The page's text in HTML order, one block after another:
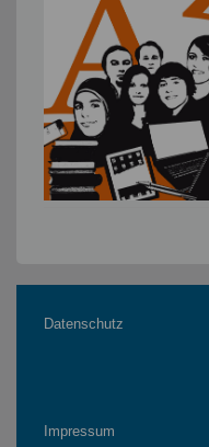
Datenschutz
Impressum